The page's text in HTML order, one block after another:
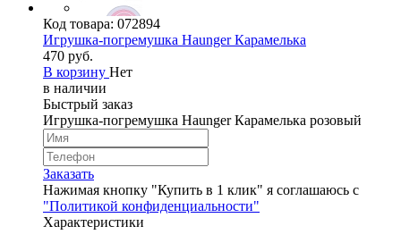
Код товара: 072894
Игрушка-погремушка Haunger Карамелька
470 руб.
В корзину Нет
в наличии
Быстрый заказ
Игрушка-погремушка Haunger Карамелька розовый
Заказать
Нажимая кнопку "Купить в 1 клик" я соглашаюсь с
"Политикой конфиденциальности"
Характеристики